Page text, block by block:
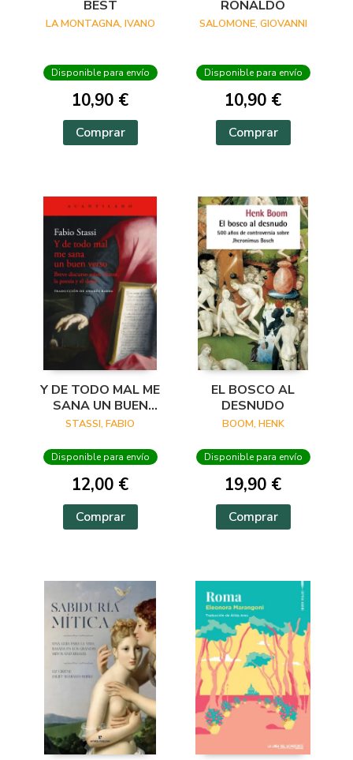
BEST
LA MONTAGNA, IVANO
Disponible para envío
10,90 €
Comprar
RONALDO
SALOMONE, GIOVANNI
Disponible para envío
10,90 €
Comprar
Y DE TODO MAL ME
SANA UN BUEN
VERSO
STASSI, FABIO
Disponible para envío
12,00 €
Comprar
EL BOSCO AL
DESNUDO
BOOM, HENK
Disponible para envío
19,90 €
Comprar